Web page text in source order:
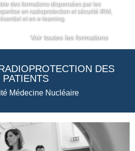
des formations dispensées par les
en radioprotection et sécurité IRM,
et en e-learning.
Voir toutes les formations
DES
PATIENTS
Médecine Nucléaire